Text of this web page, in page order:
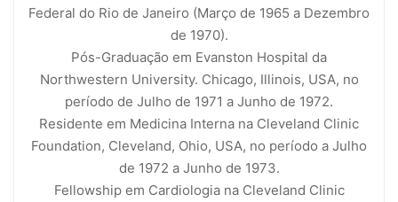
Federal do Rio de Janeiro (Março de 1965 a Dezembro
de 1970).
Pós-Graduação em Evanston Hospital da
Northwestern University. Chicago, Illinois, USA, no
período de Julho de 1971 a Junho de 1972.
Residente em Medicina Interna na Cleveland Clinic
Foundation, Cleveland, Ohio, USA, no período a Julho
de 1972 a Junho de 1973.
Fellowship em Cardiologia na Cleveland Clinic